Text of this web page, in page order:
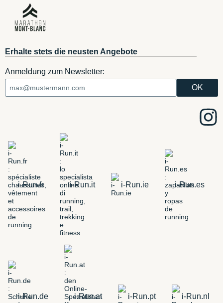
Erhalte stets die neusten Angebote
Anmeldung zum Newsletter:
i-Run.fr i-Run.it i-Run.ie i-Run.es
i-Run.de i-Run.at i-Run.pt i-Run.nl